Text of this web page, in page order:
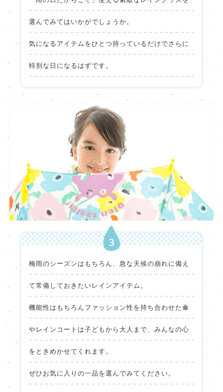
選んでみてはいかがでしょうか。
気になるアイテムをひとつ持っているだけでさらに
特別な日になるはずです。
3
梅雨のシーズンはもちろん、急な天候の崩れに備え
て常備しておきたいレインアイテム。
機能性はもちろんファッション性を持ち合わせた傘
やレインコートは子どもから大人まで、みんなの心
をときめかせてくれます。
ぜひお気に入りの一品を選んでみてください。